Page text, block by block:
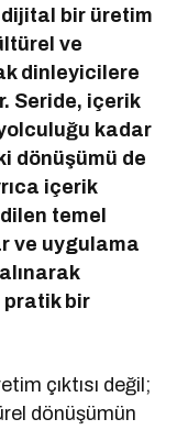
bir üretim
ve
dinleyicilere
Seride, içerik
kadar
dönüşümü de
içerik
temel
ve uygulama
pratik bir
çıktısı değil;
dönüşümün